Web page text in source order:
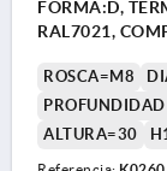
FORMA:D,
RAL7021,
ROSCA=M8
ALTURA=30